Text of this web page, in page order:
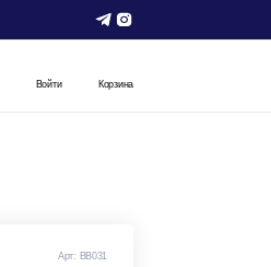
Войти Корзина
Арт: ВВ031